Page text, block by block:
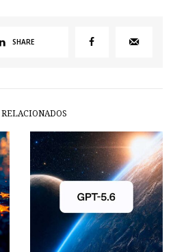
SHARE
RELACIONADOS